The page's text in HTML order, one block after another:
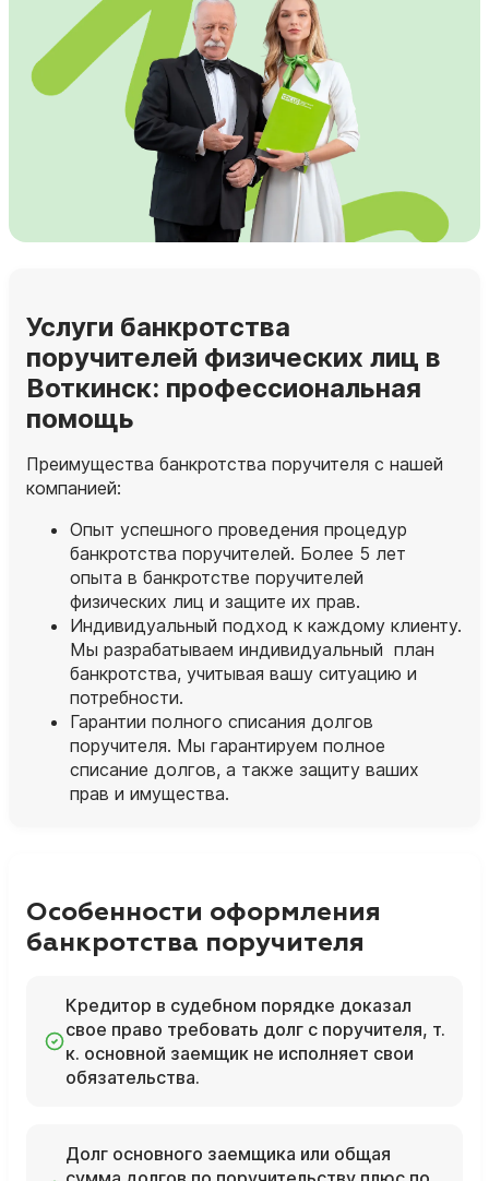
Услуги банкротства
поручителей физических лиц в
Воткинск: профессиональная
помощь
Преимущества банкротства поручителя с нашей
компанией:
Опыт успешного проведения процедур
банкротства поручителей. Более 5 лет
опыта в банкротстве поручителей
физических лиц и защите их прав.
Индивидуальный подход к каждому клиенту.
Мы разрабатываем индивидуальный план
банкротства, учитывая вашу ситуацию и
потребности.
Гарантии полного списания долгов
поручителя. Мы гарантируем полное
списание долгов, а также защиту ваших
прав и имущества.
Особенности оформления
банкротства поручителя
Кредитор в судебном порядке доказал
свое право требовать долг с поручителя, т.
к. основной заемщик не исполняет свои
обязательства.
Долг основного заемщика или общая